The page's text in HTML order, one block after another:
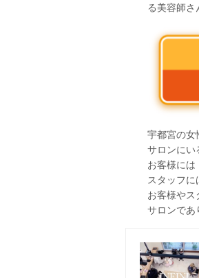
る美容師さ
宇都宮の女
サロンにい
お客様には
スタッフに
お客様やス
サロンであ